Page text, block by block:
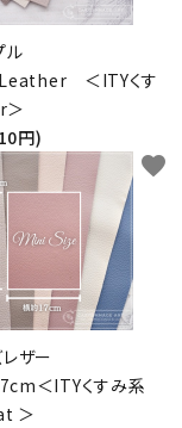
ル
＜ITYくす
＞
円)
ザー
＜ITYくすみ系
＞
favorite